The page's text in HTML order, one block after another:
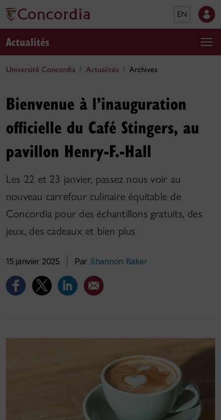
EN
Actualités
Université Concordia Actualités Archives
Bienvenue à l’inauguration
officielle du Café Stingers, au
pavillon Henry-F.-Hall
Les 22 et 23 janvier, passez nous voir au
nouveau carrefour culinaire équitable de
Concordia pour des échantillons gratuits, des
jeux, des cadeaux et bien plus
15 janvier 2025 Par Shannon Baker